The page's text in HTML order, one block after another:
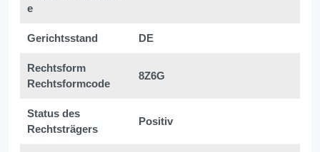
e
Gerichtsstand DE
Rechtsform
Rechtsformcode
8Z6G
Status des
Rechtsträgers
Positiv